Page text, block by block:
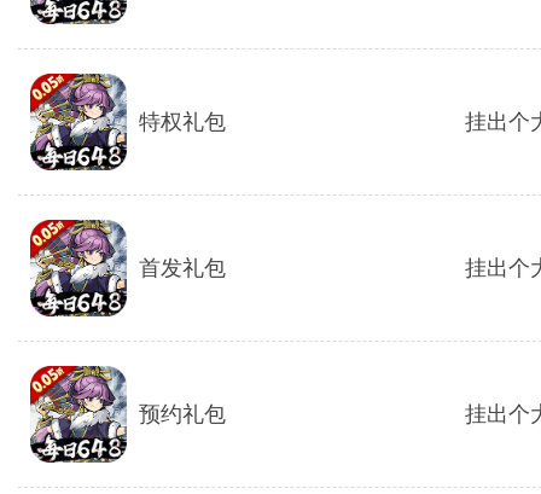
特权礼包 挂出个
首发礼包 挂出个
预约礼包 挂出个